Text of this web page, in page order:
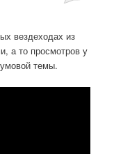
вездеходах из
а то просмотров у
темы.